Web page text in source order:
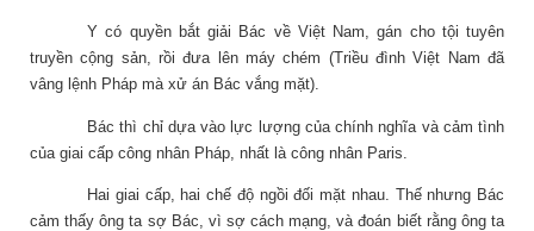
Y có quyền bắt giải Bác về Việt Nam, gán cho tội tuyên
truyền cộng sản, rồi đưa lên máy chém (Triều đình Việt Nam đã
vâng lệnh Pháp mà xử án Bác vắng mặt).
Bác thì chỉ dựa vào lực lượng của chính nghĩa và cảm tình
của giai cấp công nhân Pháp, nhất là công nhân Paris.
Hai giai cấp, hai chế độ ngồi đối mặt nhau. Thế nhưng Bác
cảm thấy ông ta sợ Bác, vì sợ cách mạng, và đoán biết rằng ông ta